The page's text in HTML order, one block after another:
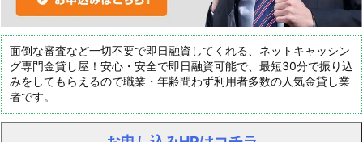
面倒な審査など一切不要で即日融資してくれる、ネットキャッシン
グ専門金貸し屋！安心・安全で即日融資可能で、最短30分で振り込
みをしてもらえるので職業・年齢問わず利用者多数の人気金貸し業
者です。